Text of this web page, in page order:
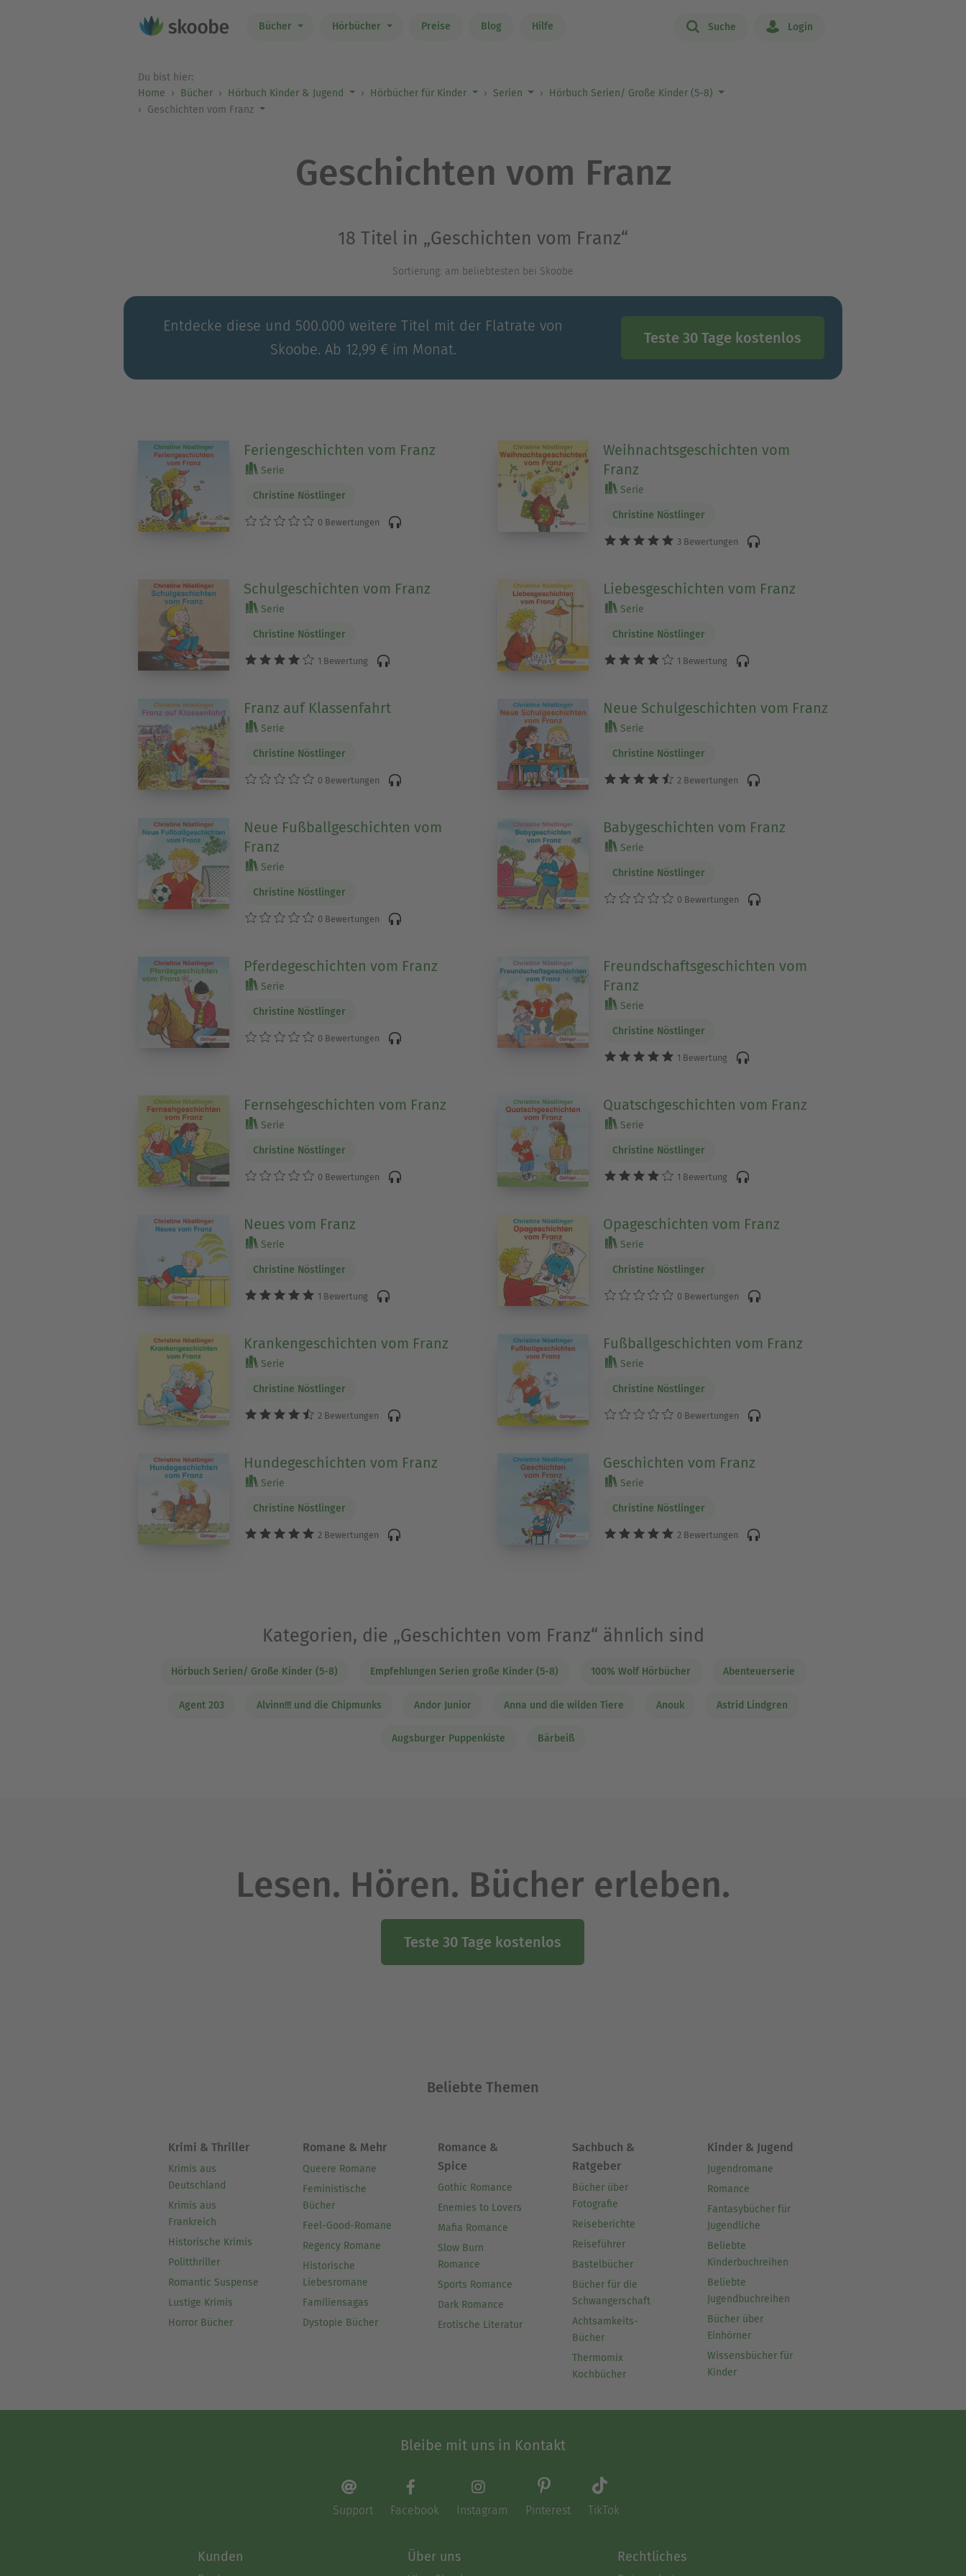
Bücher Hörbücher Preise Blog Hilfe Suche Login
Du bist hier:
Home
Bücher Hörbuch Kinder & Jugend Hörbücher für Kinder Serien
Hörbuch Serien/ Große Kinder (5-8)
Geschichten vom Franz
Geschichten vom Franz
18 Titel in „Geschichten vom Franz“
Sortierung: am beliebtesten bei Skoobe
Entdecke diese und 500.000 weitere Titel mit der Flatrate von
Skoobe. Ab 12,99 € im Monat.
Teste 30 Tage kostenlos
Feriengeschichten vom Franz
Serie
Christine Nöstlinger
0 Bewertungen
Weihnachtsgeschichten vom
Franz
Serie
Christine Nöstlinger
3 Bewertungen
Schulgeschichten vom Franz
Serie
Christine Nöstlinger
1 Bewertung
Liebesgeschichten vom Franz
Serie
Christine Nöstlinger
1 Bewertung
Franz auf Klassenfahrt
Serie
Christine Nöstlinger
0 Bewertungen
Neue Schulgeschichten vom Franz
Serie
Christine Nöstlinger
2 Bewertungen
Neue Fußballgeschichten vom
Franz
Serie
Christine Nöstlinger
0 Bewertungen
Babygeschichten vom Franz
Serie
Christine Nöstlinger
0 Bewertungen
Pferdegeschichten vom Franz
Serie
Christine Nöstlinger
0 Bewertungen
Freundschaftsgeschichten vom
Franz
Serie
Christine Nöstlinger
1 Bewertung
Fernsehgeschichten vom Franz
Serie
Christine Nöstlinger
0 Bewertungen
Quatschgeschichten vom Franz
Serie
Christine Nöstlinger
1 Bewertung
Neues vom Franz
Serie
Christine Nöstlinger
1 Bewertung
Opageschichten vom Franz
Serie
Christine Nöstlinger
0 Bewertungen
Krankengeschichten vom Franz
Serie
Christine Nöstlinger
2 Bewertungen
Fußballgeschichten vom Franz
Serie
Christine Nöstlinger
0 Bewertungen
Hundegeschichten vom Franz
Serie
Christine Nöstlinger
2 Bewertungen
Geschichten vom Franz
Serie
Christine Nöstlinger
2 Bewertungen
Kategorien, die „Geschichten vom Franz“ ähnlich sind
Hörbuch Serien/ Große Kinder (5-8) Empfehlungen Serien große Kinder (5-8) 100% Wolf Hörbücher Abenteuerserie
Agent 203 Alvinn!!! und die Chipmunks Andor Junior Anna und die wilden Tiere Anouk Astrid Lindgren
Augsburger Puppenkiste Bärbeiß
Lesen. Hören. Bücher erleben.
Teste 30 Tage kostenlos
Beliebte Themen
Krimi & Thriller
Krimis aus
Deutschland
Krimis aus
Frankreich
Historische Krimis
Politthriller
Romantic Suspense
Lustige Krimis
Horror Bücher
Romane & Mehr
Queere Romane
Feministische
Bücher
Feel-Good-Romane
Regency Romane
Historische
Liebesromane
Familiensagas
Dystopie Bücher
Romance &
Spice
Gothic Romance
Enemies to Lovers
Mafia Romance
Slow Burn
Romance
Sports Romance
Dark Romance
Erotische Literatur
Sachbuch &
Ratgeber
Bücher über
Fotografie
Reiseberichte
Reiseführer
Bastelbücher
Bücher für die
Schwangerschaft
Achtsamkeits-
Bücher
Thermomix
Kochbücher
Kinder & Jugend
Jugendromane
Romance
Fantasybücher für
Jugendliche
Beliebte
Kinderbuchreihen
Beliebte
Jugendbuchreihen
Bücher über
Einhörner
Wissensbücher für
Kinder
Bleibe mit uns in Kontakt
Support Facebook Instagram Pinterest TikTok
Kunden Über uns Rechtliches